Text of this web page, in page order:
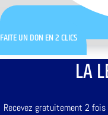
FAITE UN DON EN 2 CLICS
LA
Recevez gratuitement 2